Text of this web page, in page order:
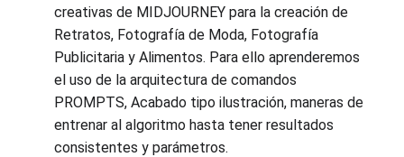
creativas de MIDJOURNEY para la creación de
Retratos, Fotografía de Moda, Fotografía
Publicitaria y Alimentos. Para ello aprenderemos
el uso de la arquitectura de comandos
PROMPTS, Acabado tipo ilustración, maneras de
entrenar al algoritmo hasta tener resultados
consistentes y parámetros.